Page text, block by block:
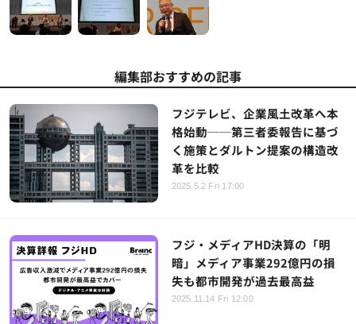
編集部おすすめの記事
フジテレビ、企業風土改革へ本
格始動──第三者委報告に基づ
く施策とダルトン提案の構造改
革を比較
2025.5.2 Fri 17:00
フジ・メディアHD決算の「明
暗」メディア事業292億円の損
失も都市開発が過去最高益
2025.11.14 Fri 12:00